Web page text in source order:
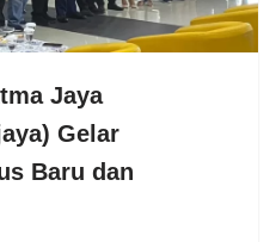
Jaya
Gelar
Baru dan